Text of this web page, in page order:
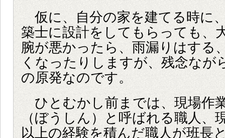
仮に、自分の家を建てる時に
築士に設計をしてもらっても、
腕が悪かったら、雨漏りはする
くなったりしますが、残念なが
の原発なのです。
ひとむかし前までは、現場作
（ぼうしん）と呼ばれる職人、
以上の経験を積んだ職人が班長